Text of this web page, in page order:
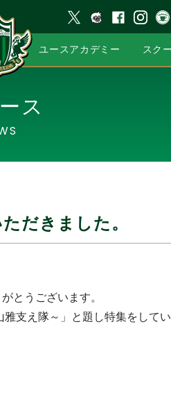
ユースアカデミー スク
ス
だきました。
とうございます。
支え隊～」と題し特集をしてい